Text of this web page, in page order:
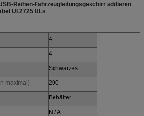
Reihen-Fahrzeugleitungsgeschirr addieren
UL2725 ULs
4
4
Schwarzes
maximal) 200
Behälter
N / A